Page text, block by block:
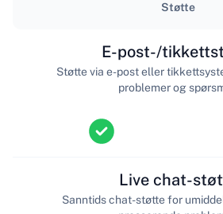
Støtte
E-post-/
Støtte via e-post eller
problemer og
Live chat-
Sanntids chat-støtte for